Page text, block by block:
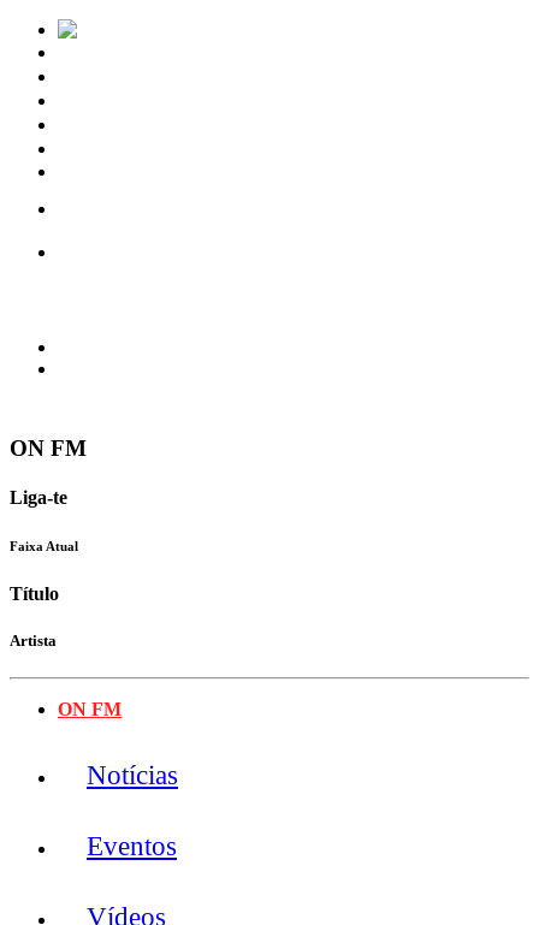
ON FM
Liga-te
Faixa Atual
Título
Artista
ON FM
Notícias
Eventos
Vídeos